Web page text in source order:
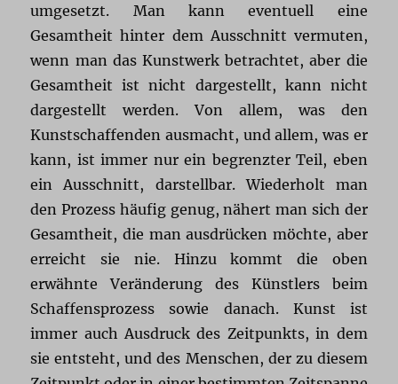
umgesetzt. Man kann eventuell eine
Gesamtheit hinter dem Ausschnitt vermuten,
wenn man das Kunstwerk betrachtet, aber die
Gesamtheit ist nicht dargestellt, kann nicht
dargestellt werden. Von allem, was den
Kunstschaffenden ausmacht, und allem, was er
kann, ist immer nur ein begrenzter Teil, eben
ein Ausschnitt, darstellbar. Wiederholt man
den Prozess häufig genug, nähert man sich der
Gesamtheit, die man ausdrücken möchte, aber
erreicht sie nie. Hinzu kommt die oben
erwähnte Veränderung des Künstlers beim
Schaffensprozess sowie danach. Kunst ist
immer auch Ausdruck des Zeitpunkts, in dem
sie entsteht, und des Menschen, der zu diesem